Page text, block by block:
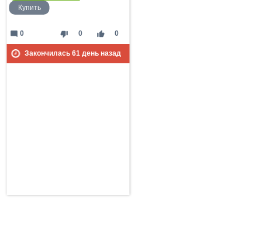
Купить
thumb_down 0 thumb_up 0
mode_comment 0
Закончилась 61день назад